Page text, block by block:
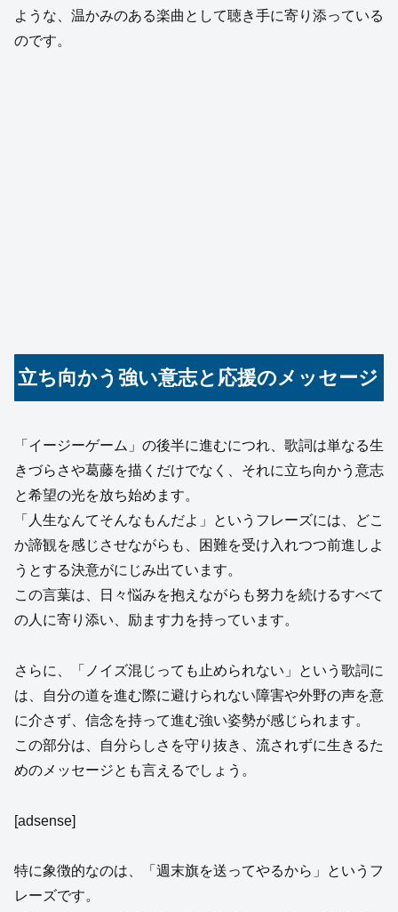
ような、温かみのある楽曲として聴き手に寄り添っている
のです。
立ち向かう強い意志と応援のメッセージ
「イージーゲーム」の後半に進むにつれ、歌詞は単なる生
きづらさや葛藤を描くだけでなく、それに立ち向かう意志
と希望の光を放ち始めます。
「人生なんてそんなもんだよ」というフレーズには、どこ
か諦観を感じさせながらも、困難を受け入れつつ前進しよ
うとする決意がにじみ出ています。
この言葉は、日々悩みを抱えながらも努力を続けるすべて
の人に寄り添い、励ます力を持っています。
さらに、「ノイズ混じっても止められない」という歌詞に
は、自分の道を進む際に避けられない障害や外野の声を意
に介さず、信念を持って進む強い姿勢が感じられます。
この部分は、自分らしさを守り抜き、流されずに生きるた
めのメッセージとも言えるでしょう。
[adsense]
特に象徴的なのは、「週末旗を送ってやるから」というフ
レーズです。